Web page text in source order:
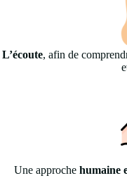
L’écoute, afin de
Une approche humaine